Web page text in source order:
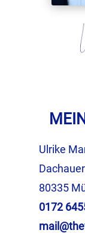
Ulrike
80335
0172